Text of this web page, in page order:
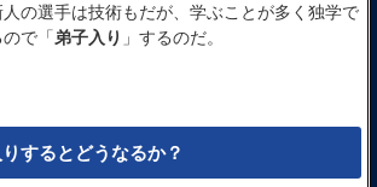
の選手は技術もだが、学ぶことが多く独学で
で「 弟子入り 」するのだ。
するとどうなるか？